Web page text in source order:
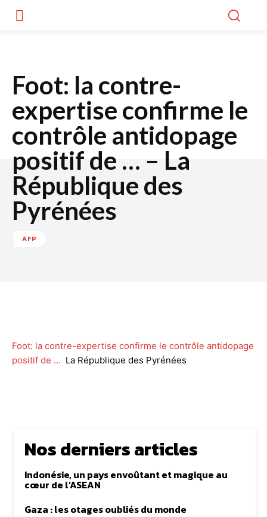
Foot: la contre-
expertise confirme le
contrôle antidopage
positif de … – La
République des
Pyrénées
AFP
Foot: la contre-expertise confirme le contrôle antidopage
positif de … La République des Pyrénées
Nos derniers articles
Indonésie, un pays envoûtant et magique au
cœur de l’ASEAN
Gaza : les otages oubliés du monde